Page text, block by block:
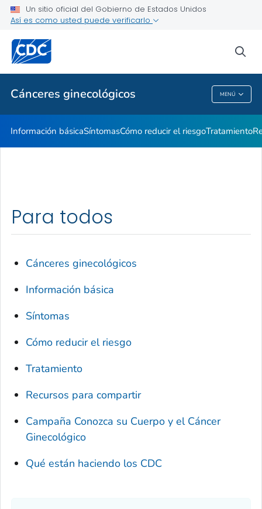
Un sitio oficial del Gobierno de Estados Unidos
Así es como usted puede verificarlo
Cánceres ginecológicos MENÚ
Qué están haciendo los CDC
Temas relacionados
Cánceres Ginecológicos
Información básicaSíntomasCómo reducir el riesgoTratamiento
Para todos
Cánceres ginecológicos
Información básica
Síntomas
Cómo reducir el riesgo
Tratamiento
Recursos para compartir
Campaña Conozca su Cuerpo y el Cáncer
Ginecológico
Qué están haciendo los CDC